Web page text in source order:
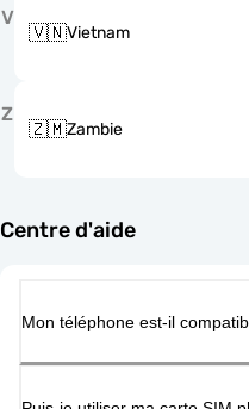
V
🇻🇳Vietnam
Z
🇿🇲Zambie
Centre d'aide
Mon téléphone est-il